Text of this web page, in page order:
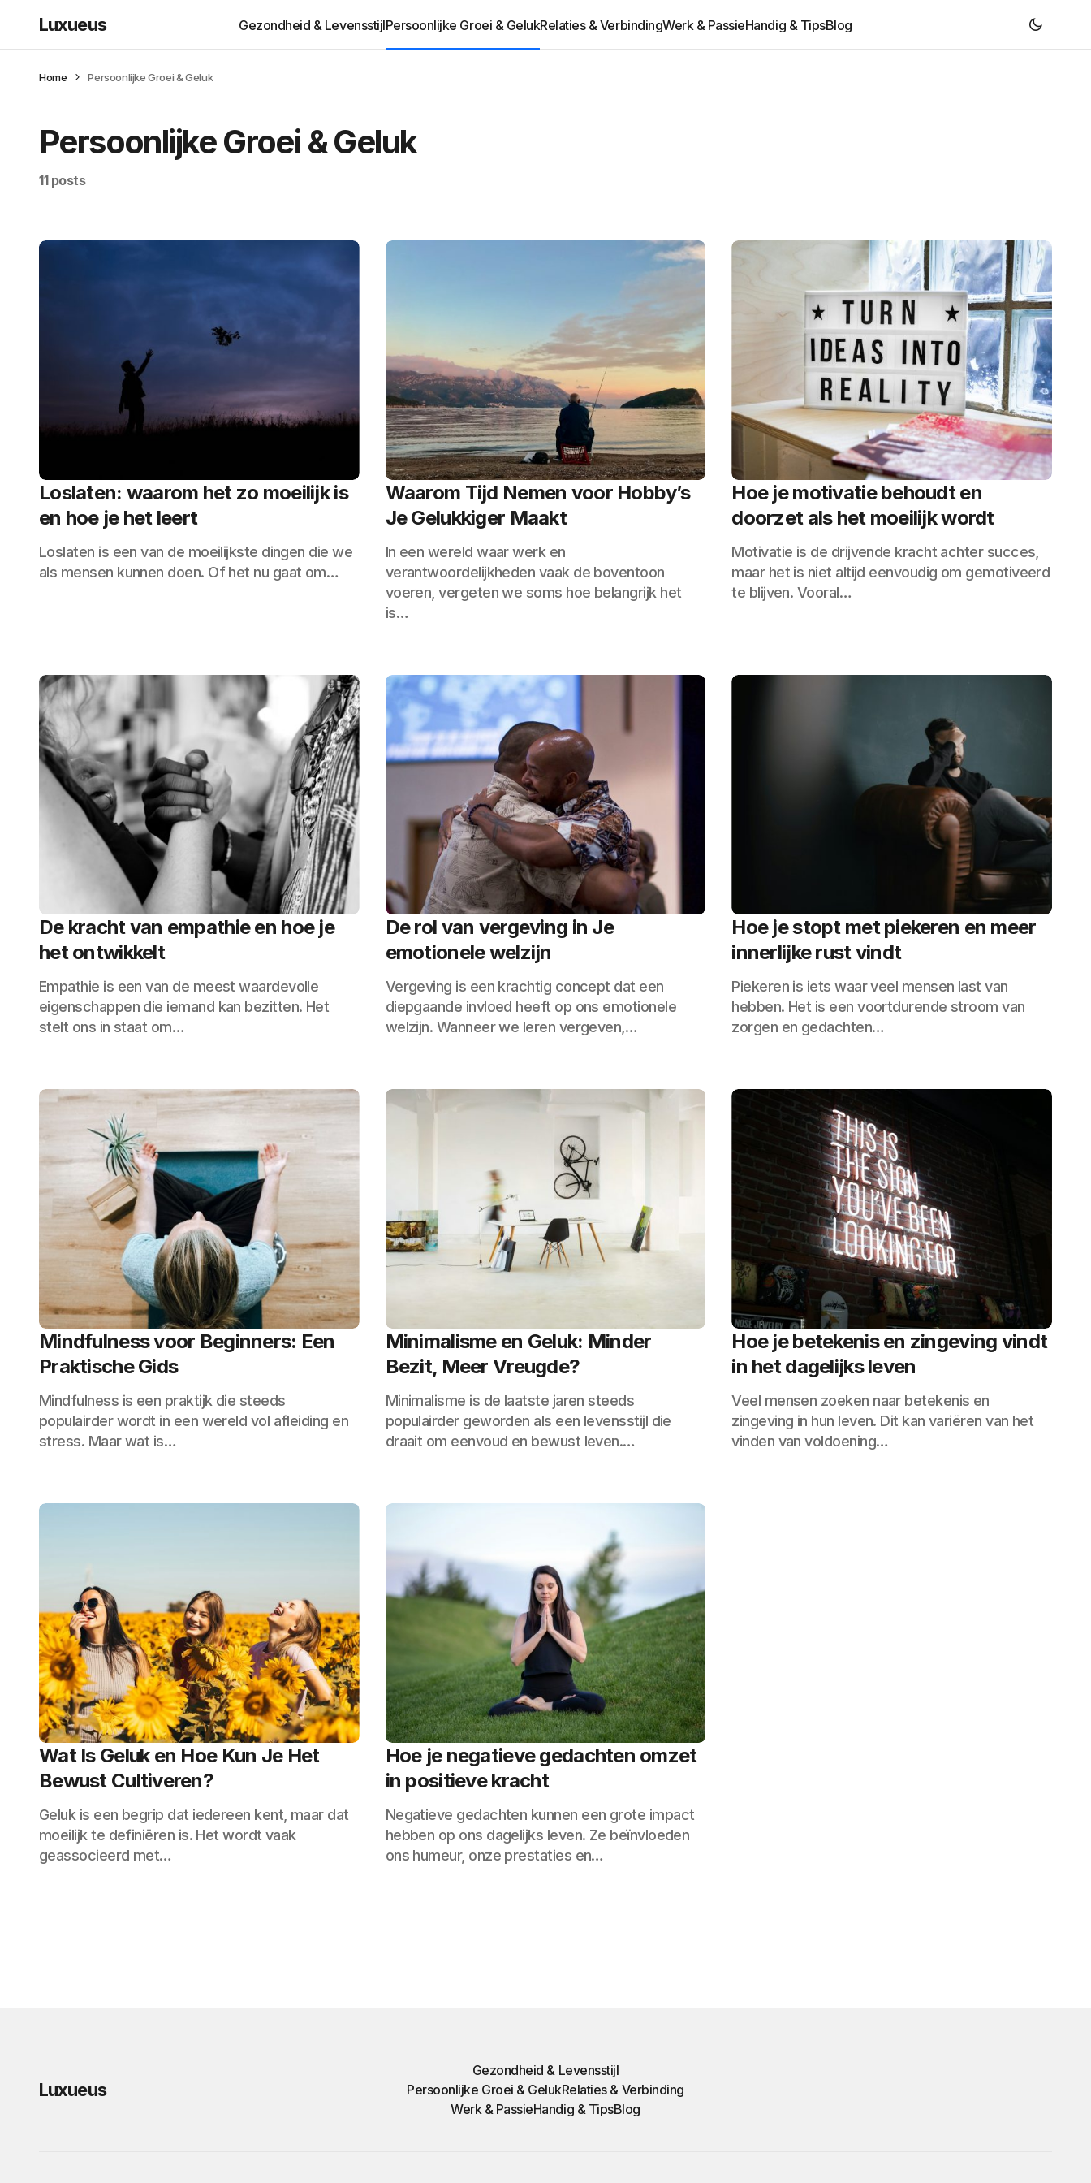
Luxueus Gezondheid & LevensstijlPersoonlijke Groei & GelukRelaties & VerbindingWerk & PassieHandig & TipsBlog
Home Persoonlijke Groei & Geluk
Persoonlijke Groei & Geluk
11 posts
Loslaten: waarom het zo moeilijk is
en hoe je het leert
Loslaten is een van de moeilijkste dingen die we
als mensen kunnen doen. Of het nu gaat om…
Waarom Tijd Nemen voor Hobby’s
Je Gelukkiger Maakt
In een wereld waar werk en
verantwoordelijkheden vaak de boventoon
voeren, vergeten we soms hoe belangrijk het
is…
Hoe je motivatie behoudt en
doorzet als het moeilijk wordt
Motivatie is de drijvende kracht achter succes,
maar het is niet altijd eenvoudig om gemotiveerd
te blijven. Vooral…
De kracht van empathie en hoe je
het ontwikkelt
Empathie is een van de meest waardevolle
eigenschappen die iemand kan bezitten. Het
stelt ons in staat om…
De rol van vergeving in Je
emotionele welzijn
Vergeving is een krachtig concept dat een
diepgaande invloed heeft op ons emotionele
welzijn. Wanneer we leren vergeven,…
Hoe je stopt met piekeren en meer
innerlijke rust vindt
Piekeren is iets waar veel mensen last van
hebben. Het is een voortdurende stroom van
zorgen en gedachten…
Mindfulness voor Beginners: Een
Praktische Gids
Mindfulness is een praktijk die steeds
populairder wordt in een wereld vol afleiding en
stress. Maar wat is…
Minimalisme en Geluk: Minder
Bezit, Meer Vreugde?
Minimalisme is de laatste jaren steeds
populairder geworden als een levensstijl die
draait om eenvoud en bewust leven.…
Hoe je betekenis en zingeving vindt
in het dagelijks leven
Veel mensen zoeken naar betekenis en
zingeving in hun leven. Dit kan variëren van het
vinden van voldoening…
Wat Is Geluk en Hoe Kun Je Het
Bewust Cultiveren?
Geluk is een begrip dat iedereen kent, maar dat
moeilijk te definiëren is. Het wordt vaak
geassocieerd met…
Hoe je negatieve gedachten omzet
in positieve kracht
Negatieve gedachten kunnen een grote impact
hebben op ons dagelijks leven. Ze beïnvloeden
ons humeur, onze prestaties en…
Luxueus
Gezondheid & Levensstijl
Persoonlijke Groei & GelukRelaties & Verbinding
Werk & PassieHandig & TipsBlog